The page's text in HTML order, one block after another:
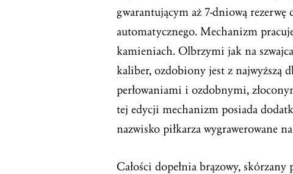
gwarantującym aż 7-dniową
automatycznego. Mechanizm
kamieniach. Olbrzymi jak na
kaliber, ozdobiony jest z najwyższą
perłowaniami i ozdobnymi,
tej edycji mechanizm posiada
nazwisko piłkarza wygrawerowane
Całości dopełnia brązowy,